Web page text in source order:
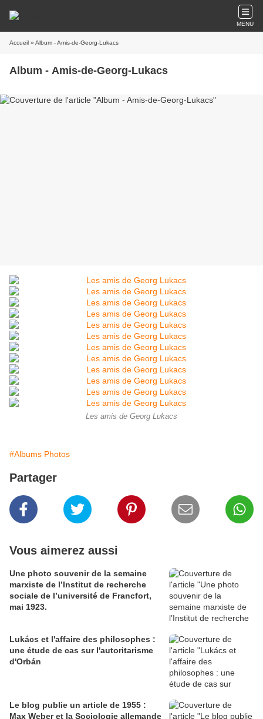
MENU
Accueil » Album - Amis-de-Georg-Lukacs
Album - Amis-de-Georg-Lukacs
Les amis de Georg Lukacs
#Albums Photos
Partager
Vous aimerez aussi
Une photo souvenir de la semaine
marxiste de l’Institut de recherche
sociale de l’université de Francfort,
mai 1923.
Lukács et l'affaire des philosophes :
une étude de cas sur l'autoritarisme
d'Orbán
Le blog publie un article de 1955 :
Max Weber et la Sociologie allemande